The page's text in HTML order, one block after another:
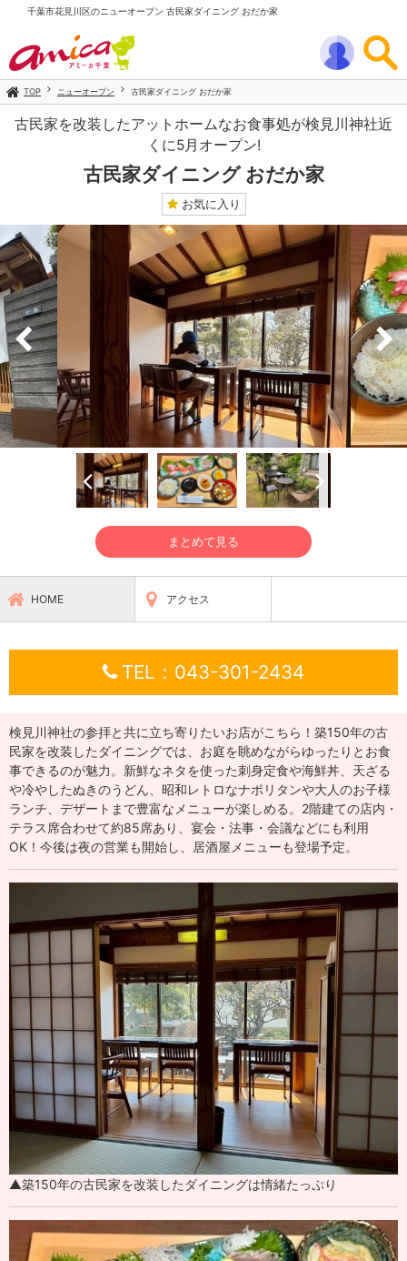
千葉市花見川区のニューオープン 古民家ダイニング おだか家
TOP ニューオープン 古民家ダイニング おだか家
古民家を改装したアットホームなお食事処が検見川神社近
くに5月オープン!
古民家ダイニング おだか家
お気に入り
まとめて見る
HOME アクセス
TEL：043-301-2434
検見川神社の参拝と共に立ち寄りたいお店がこちら！築150年の古
民家を改装したダイニングでは、お庭を眺めながらゆったりとお食
事できるのが魅力。新鮮なネタを使った刺身定食や海鮮丼、天ざる
や冷やしたぬきのうどん、昭和レトロなナポリタンや大人のお子様
ランチ、デザートまで豊富なメニューが楽しめる。2階建ての店内・
テラス席合わせて約85席あり、宴会・法事・会議などにも利用
OK！今後は夜の営業も開始し、居酒屋メニューも登場予定。
▲築150年の古民家を改装したダイニングは情緒たっぷり